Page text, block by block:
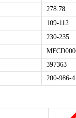
278.78
109-112
230-235
397363
200-986-4